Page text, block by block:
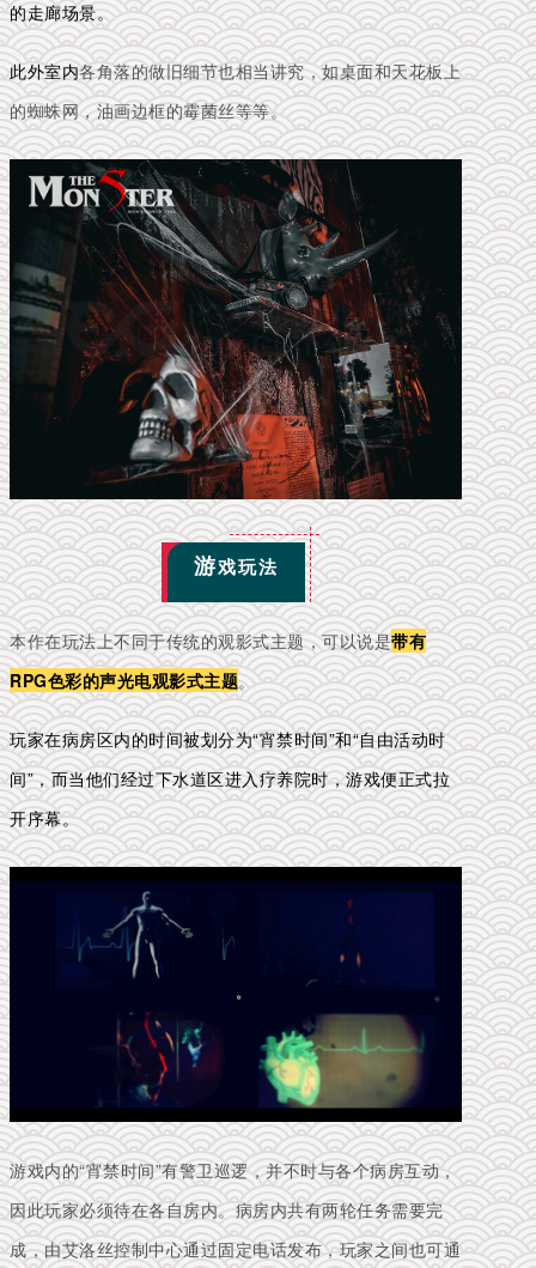
的走廊场景。
此外室内各角落的做旧细节也相当讲究，如桌面和天花板上
的蜘蛛网，油画边框的霉菌丝等等。
游戏玩法
本作在玩法上不同于传统的观影式主题，可以说是带有
RPG色彩的声光电观影式主题。
玩家在病房区内的时间被划分为“宵禁时间”和“自由活动时
间”，而当他们经过下水道区进入疗养院时，游戏便正式拉
开序幕。
游戏内的“宵禁时间”有警卫巡逻，并不时与各个病房互动，
因此玩家必须待在各自房内。病房内共有两轮任务需要完
成，由艾洛丝控制中心通过固定电话发布，玩家之间也可通